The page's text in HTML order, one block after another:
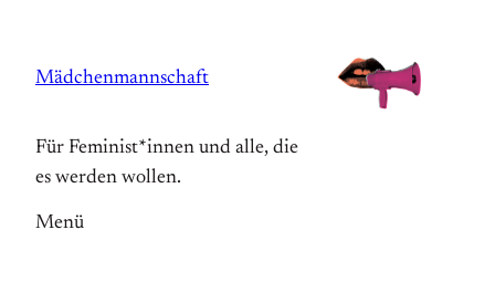
springen
Mädchenmannschaft
Für Feminist*innen und alle, die
es werden wollen.
Menü